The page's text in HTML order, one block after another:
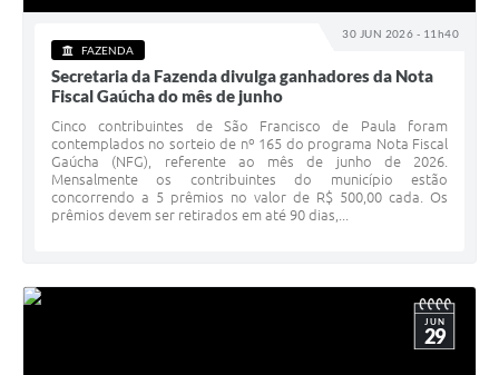
30 JUN 2026 - 11h40
FAZENDA
Secretaria da Fazenda divulga ganhadores da Nota
Fiscal Gaúcha do mês de junho
Cinco contribuintes de São Francisco de Paula foram
contemplados no sorteio de nº 165 do programa Nota Fiscal
Gaúcha (NFG), referente ao mês de junho de 2026.
Mensalmente os contribuintes do município estão
concorrendo a 5 prêmios no valor de R$ 500,00 cada. Os
prêmios devem ser retirados em até 90 dias,...
JUN
29